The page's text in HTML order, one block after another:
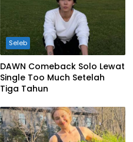
Seleb
DAWN Comeback Solo Lewat
Single Too Much Setelah
Tiga Tahun